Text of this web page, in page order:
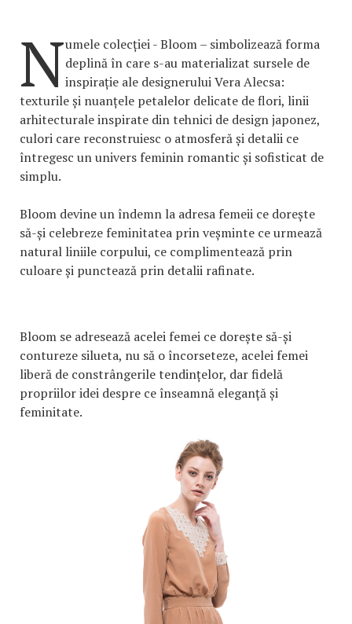
Numele colecției - Bloom – simbolizează forma
deplină în care s-au materializat sursele de
inspirație ale designerului Vera Alecsa:
texturile și nuanțele petalelor delicate de flori, linii
arhitecturale inspirate din tehnici de design japonez,
culori care reconstruiesc o atmosferă și detalii ce
întregesc un univers feminin romantic și sofisticat de
simplu.
Bloom devine un îndemn la adresa femeii ce dorește
să-și celebreze feminitatea prin veșminte ce urmează
natural liniile corpului, ce complimentează prin
culoare și punctează prin detalii rafinate.
Bloom se adresează acelei femei ce dorește să-și
contureze silueta, nu să o încorseteze, acelei femei
liberă de constrângerile tendințelor, dar fidelă
propriilor idei despre ce înseamnă eleganță și
feminitate.